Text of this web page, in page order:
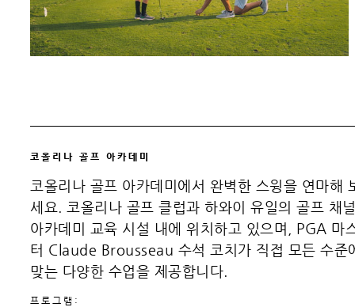
코올리나 골프 아카데미
코올리나 골프 아카데미에서 완벽한 스윙을 연마해
세요. 코올리나 골프 클럽과 하와이 유일의 골프 채
아카데미 교육 시설 내에 위치하고 있으며, PGA 마
터 Claude Brousseau 수석 코치가 직접 모든 수준
맞는 다양한 수업을 제공합니다.
프로그램: